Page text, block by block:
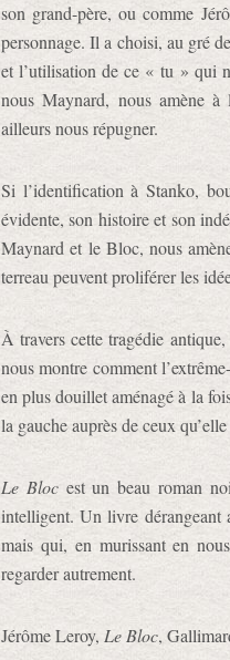
son grand-père, ou comme
personnage. Il a choisi, au gré
et l’utilisation de ce « tu » qui
nous Maynard, nous amène à
ailleurs nous répugner.
Si l’identification à Stanko,
évidente, son histoire et son
Maynard et le Bloc, nous
terreau peuvent proliférer les
À travers cette tragédie
nous montre comment
en plus douillet aménagé à la
la gauche auprès de ceux
Le Blocest un beau roman
intelligent. Un livre dérangeant
mais qui, en murissant en
regarder autrement.
Jérôme Leroy, Le Bloc,